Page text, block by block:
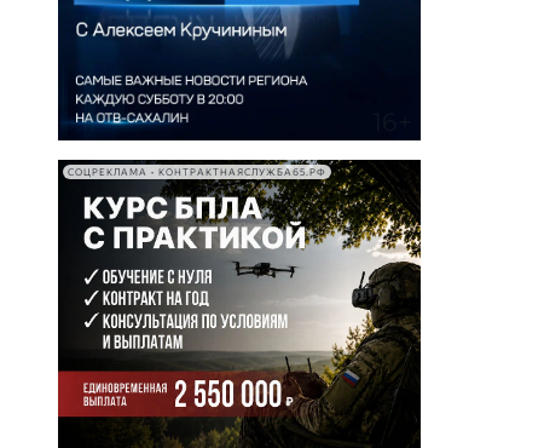
СОЦРЕКЛАМА • КОНТРАКТНАЯСЛУЖБА65.РФ